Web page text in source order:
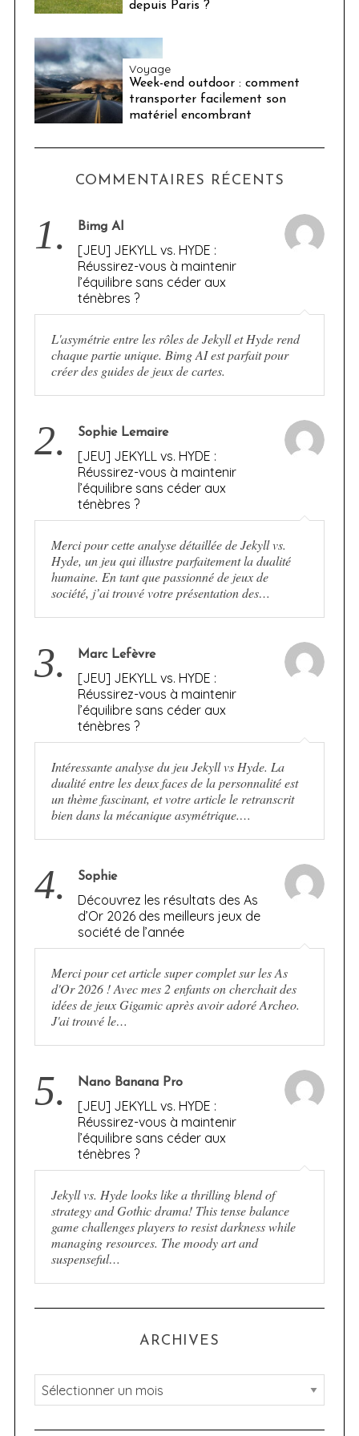
depuis Paris ?
Voyage
Week-end outdoor : comment
transporter facilement son
matériel encombrant
COMMENTAIRES RÉCENTS
1. Bimg AI
[JEU] JEKYLL vs. HYDE :
Réussirez-vous à maintenir
l’équilibre sans céder aux
ténèbres ?
L'asymétrie entre les rôles de Jekyll et Hyde rend
chaque partie unique. Bimg AI est parfait pour
créer des guides de jeux de cartes.
2. Sophie Lemaire
[JEU] JEKYLL vs. HYDE :
Réussirez-vous à maintenir
l’équilibre sans céder aux
ténèbres ?
Merci pour cette analyse détaillée de Jekyll vs.
Hyde, un jeu qui illustre parfaitement la dualité
humaine. En tant que passionné de jeux de
société, j’ai trouvé votre présentation des…
3. Marc Lefèvre
[JEU] JEKYLL vs. HYDE :
Réussirez-vous à maintenir
l’équilibre sans céder aux
ténèbres ?
Intéressante analyse du jeu Jekyll vs Hyde. La
dualité entre les deux faces de la personnalité est
un thème fascinant, et votre article le retranscrit
bien dans la mécanique asymétrique.…
4. Sophie
Découvrez les résultats des As
d’Or 2026 des meilleurs jeux de
société de l’année
Merci pour cet article super complet sur les As
d'Or 2026 ! Avec mes 2 enfants on cherchait des
idées de jeux Gigamic après avoir adoré Archeo.
J'ai trouvé le…
5. Nano Banana Pro
[JEU] JEKYLL vs. HYDE :
Réussirez-vous à maintenir
l’équilibre sans céder aux
ténèbres ?
Jekyll vs. Hyde looks like a thrilling blend of
strategy and Gothic drama! This tense balance
game challenges players to resist darkness while
managing resources. The moody art and
suspenseful…
ARCHIVES
A
r
c